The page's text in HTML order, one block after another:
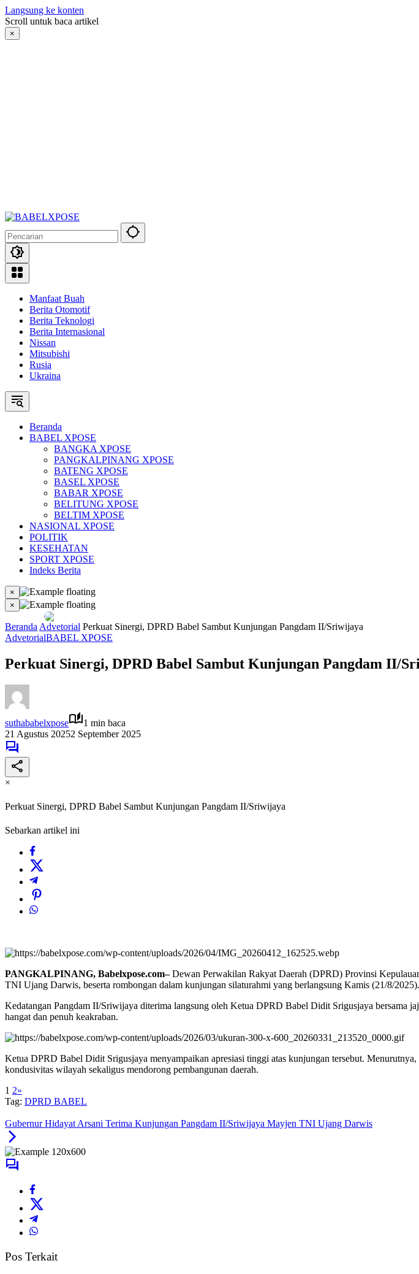
Langsung ke konten
Scroll untuk baca artikel
×
Manfaat Buah
Berita Otomotif
Berita Teknologi
Berita Internasional
Nissan
Mitsubishi
Rusia
Ukraina
Beranda
BABEL XPOSE
BANGKA XPOSE
PANGKALPINANG XPOSE
BATENG XPOSE
BASEL XPOSE
BABAR XPOSE
BELITUNG XPOSE
BELTIM XPOSE
NASIONAL XPOSE
POLITIK
KESEHATAN
SPORT XPOSE
Indeks Berita
×
×
Beranda Advetorial Perkuat Sinergi, DPRD Babel Sambut Kunjungan Pangdam II/Sriwijaya
AdvetorialBABEL XPOSE
Perkuat Sinergi, DPRD Babel Sambut Kunjungan Pangdam II/
suthababelxpose
1 min baca
21 Agustus 20252 September 2025
×
Perkuat Sinergi, DPRD Babel Sambut Kunjungan Pangdam II/Sriwijaya
Sebarkan artikel ini
PANGKALPINANG, Babelxpose.com–Dewan Perwakilan Rakyat Daerah (DPRD) Provinsi
TNI Ujang Darwis, beserta rombongan dalam kunjungan silaturahmi yang berlangsung Kamis (21/8/2025).
Kedatangan Pangdam II/Sriwijaya diterima langsung oleh Ketua DPRD Babel Didit Srigusjaya bersama
hangat dan penuh keakraban.
Ketua DPRD Babel Didit Srigusjaya menyampaikan apresiasi tinggi atas kunjungan tersebut.
kondusivitas wilayah sekaligus mendorong pembangunan daerah.
1 2»
Tag: DPRD BABEL
Gubernur Hidayat Arsani Terima Kunjungan Pangdam II/Sriwijaya Mayjen TNI Ujang Darwis
Pos Terkait